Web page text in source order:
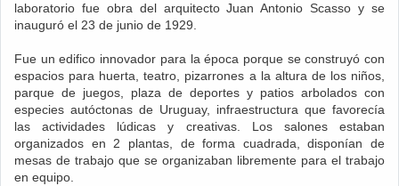
laboratorio fue obra del arquitecto Juan Antonio Scasso y se
inauguró el 23 de junio de 1929.
Fue un edifico innovador para la época porque se construyó con
espacios para huerta, teatro, pizarrones a la altura de los niños,
parque de juegos, plaza de deportes y patios arbolados con
especies autóctonas de Uruguay, infraestructura que favorecía
las actividades lúdicas y creativas. Los salones estaban
organizados en 2 plantas, de forma cuadrada, disponían de
mesas de trabajo que se organizaban libremente para el trabajo
en equipo.